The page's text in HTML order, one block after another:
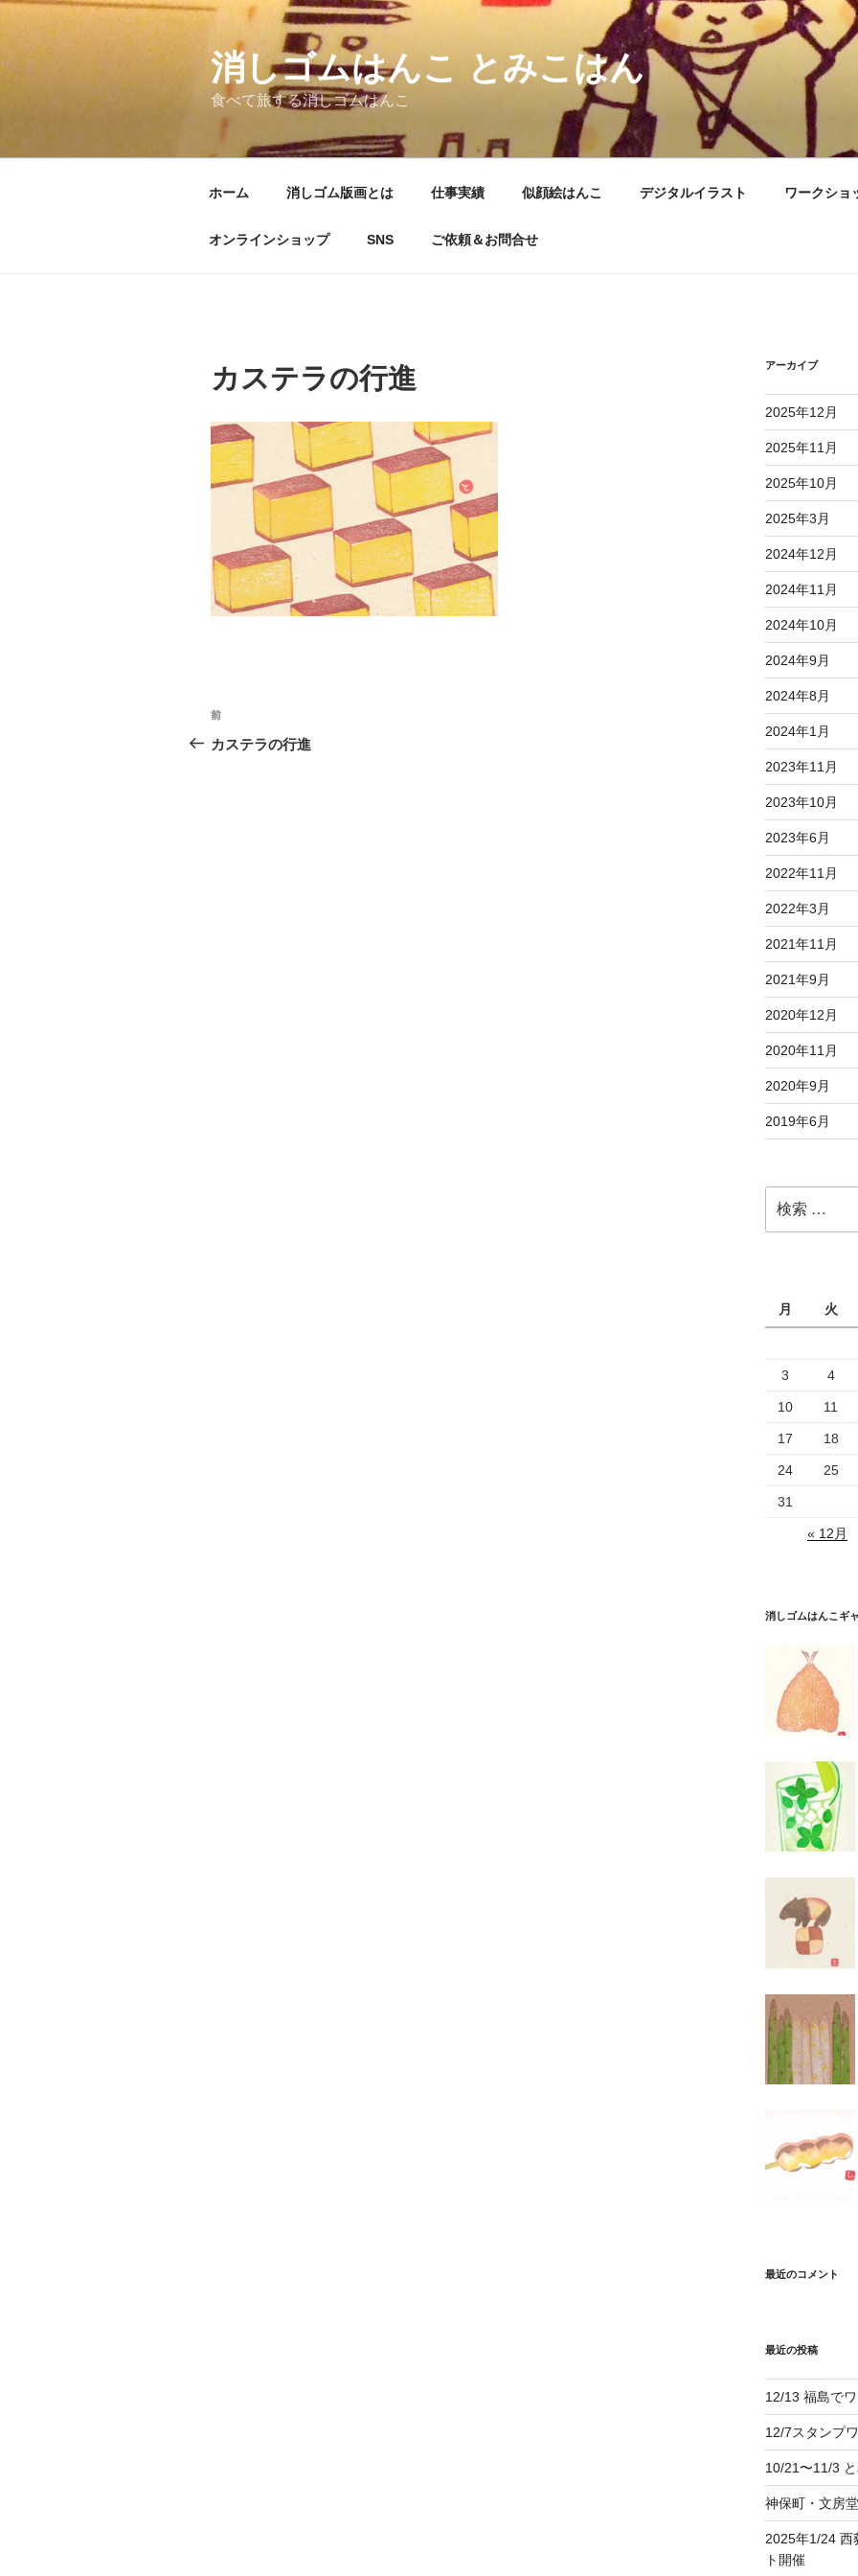
コ
消しゴムはんこ とみこはん
食べて旅する消しゴムはんこ
ホーム 消しゴム版画とは 仕事実績 似顔絵はんこ デジタルイラスト ワークショ
オンラインショップ SNS ご依頼＆お問合せ
カステラの行進
投
稿
過
去
前
カステラの行進
アーカイブ
2025年12月
2025年11月
2025年10月
2025年3月
2024年12月
2024年11月
2024年10月
2024年9月
2024年8月
2024年1月
2023年11月
2023年10月
2023年6月
2022年11月
2022年3月
2021年11月
2021年9月
2020年12月
2020年11月
2020年9月
2019年6月
索:
月
火
3 4
10 11
17 18
24 25
31
« 12月
消しゴムはんこギ
最近のコメント
最近の投稿
12/13 福島で
12/7スタンプ
10/21〜11/3
神保町・文房
2025年1/24 西
ト開催